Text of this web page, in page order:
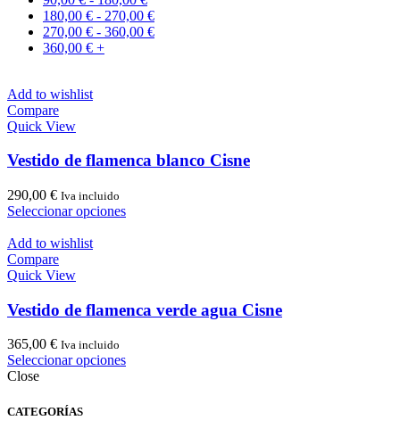
180,00 € - 270,00 €
270,00 € - 360,00 €
360,00 € +
Add to wishlist
Compare
Quick View
Vestido de flamenca blanco Cisne
290,00 € Iva incluido
Seleccionar opcionesEste
opciones
se
elegir
en
Add to wishlist
Compare
Quick View
Vestido de flamenca verde agua Cisne
365,00 € Iva incluido
Seleccionar opcionesEste
Close
CATEGORÍAS